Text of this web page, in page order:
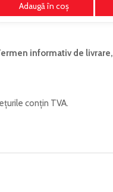
Adaugă în coş
informativ de
conțin TVA.